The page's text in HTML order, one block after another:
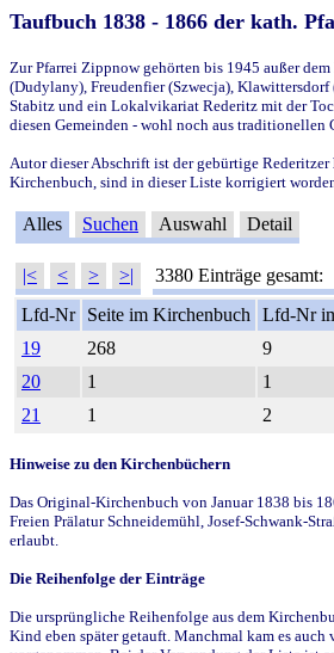
Taufbuch 1838 - 1866 der kath.
Zur Pfarrei Zippnow gehörten bis 1945 außer
(Dudylany), Freudenfier (Szwecja),
Stabitz und ein Lokalvikariat Rederitz mit der
diesen Gemeinden - wohl noch aus traditionellen
Autor dieser Abschrift ist der gebürtige Rederitzer
Kirchenbuch, sind in dieser Liste korrigiert
Alles Suchen Auswahl Detail
|< < > >| 3380 Einträge gesamt:
Lfd-Nr
Seite im Kirchenbuch Lfd-Nr
19
268 9
20
1 1
21
1 2
Hinweise zu den Kirchenbüchern
Das Original-Kirchenbuch von Januar 1838 bis
Freien Prälatur Schneidemühl, Josef-Schwank-
erlaubt.
Die Reihenfolge der Einträge
Die ursprüngliche Reihenfolge aus dem
Kind eben später getauft. Manchmal kam es